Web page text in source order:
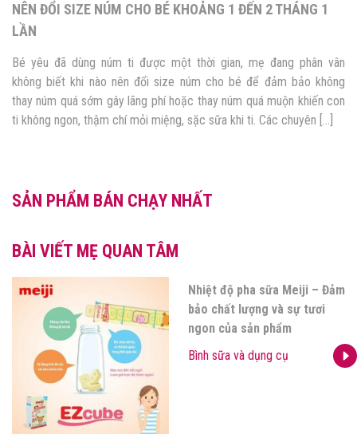
NÊN ĐỔI SIZE NÚM CHO BÉ KHOẢNG 1 ĐẾN 2 THÁNG 1
LẦN
Bé yêu đã dùng núm ti được một thời gian, mẹ đang phân vân
không biết khi nào nên đổi size núm cho bé để đảm bảo không
thay núm quá sớm gây lãng phí hoặc thay núm quá muộn khiến con
ti không ngon, thậm chí mỏi miệng, sặc sữa khi ti. Các chuyên […]
SẢN PHẨM BÁN CHẠY NHẤT
BÀI VIẾT MẸ QUAN TÂM
Nhiệt độ pha sữa Meiji – Đảm
bảo chất lượng và sự tươi
ngon của sản phẩm
Bình sữa và dụng cụ